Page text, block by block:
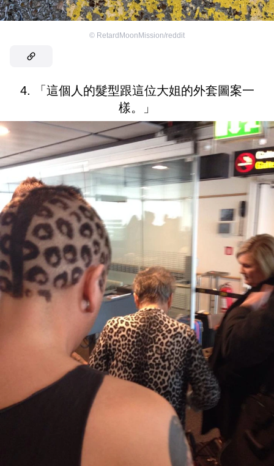
© RetardMoonMission/reddit
4. 「這個人的髮型跟這位大姐的外套圖案一
樣。」